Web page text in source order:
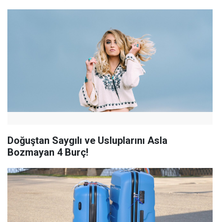
Doğuştan Saygılı ve Usluplarını Asla
Bozmayan 4 Burç!